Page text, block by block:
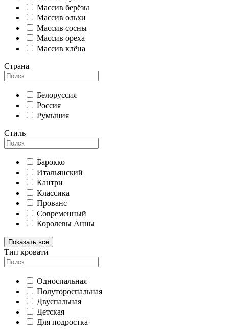
Массив берёзы
Массив ольхи
Массив сосны
Массив ореха
Массив клёна
Страна
Белоруссия
Россия
Румыния
Стиль
Барокко
Итальянский
Кантри
Классика
Прованс
Современный
Королевы Анны
Показать всё
Тип кровати
Односпальная
Полутороспальная
Двуспальная
Детская
Для подростка